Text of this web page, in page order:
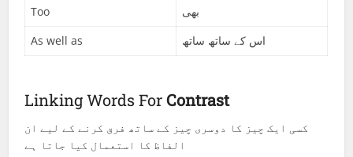
Too
بھی
As well as
اس کے ساتھ ساتھ
Linking Words ForContrast
کسی ایک چیز کا دوسری چیز کے ساتھ فرق کرنے کے لیے ان
الفاظ کا استعمال کیا جاتا ہے